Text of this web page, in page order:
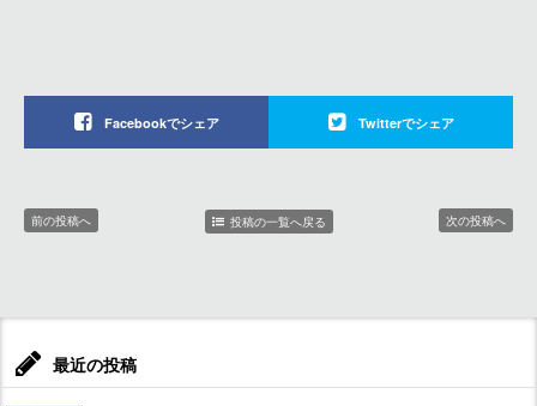
Facebookでシェア Twitterでシェア
前の投稿へ 投稿の一覧へ戻る 次の投稿へ
最近の投稿